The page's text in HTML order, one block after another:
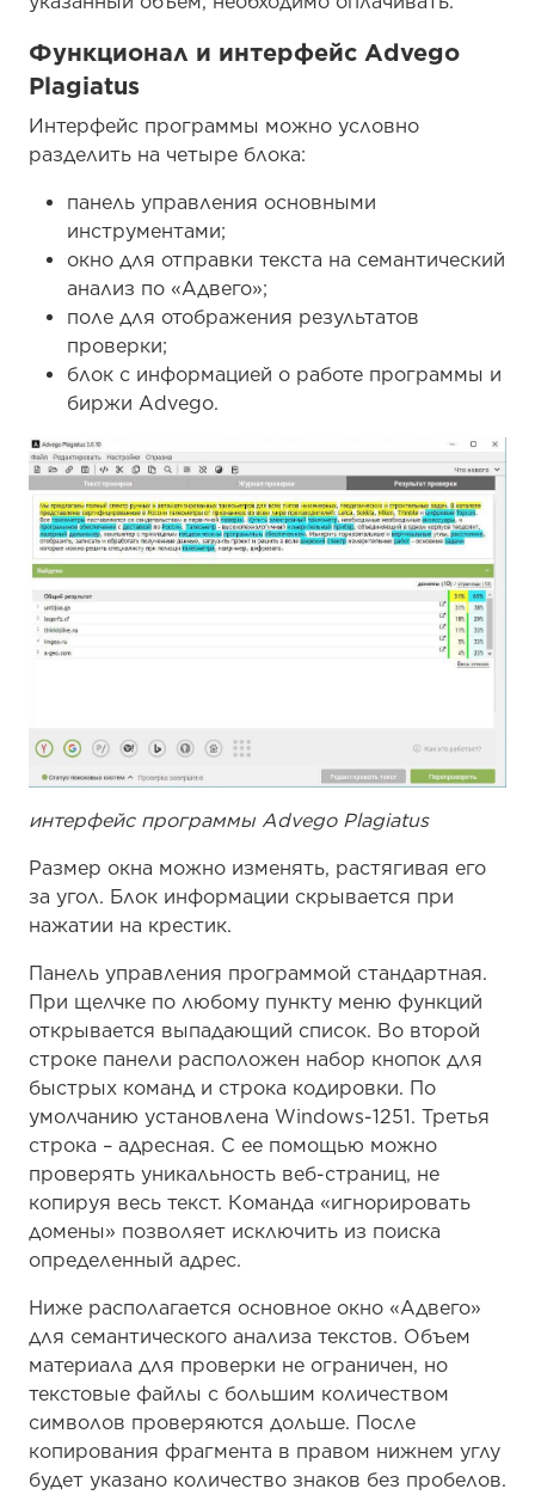
Функционал и интерфейс Advego
Plagiatus
Интерфейс программы можно условно
разделить на четыре блока:
панель управления основными
инструментами;
окно для отправки текста на семантический
анализ по «Адвего»;
поле для отображения результатов
проверки;
блок с информацией о работе программы и
биржи Advego.
интерфейс программы Advego Plagiatus
Размер окна можно изменять, растягивая его
за угол. Блок информации скрывается при
нажатии на крестик.
Панель управления программой стандартная.
При щелчке по любому пункту меню функций
открывается выпадающий список. Во второй
строке панели расположен набор кнопок для
быстрых команд и строка кодировки. По
умолчанию установлена Windows-1251. Третья
строка – адресная. С ее помощью можно
проверять уникальность веб-страниц, не
копируя весь текст. Команда «игнорировать
домены» позволяет исключить из поиска
определенный адрес.
Ниже располагается основное окно «Адвего»
для семантического анализа текстов. Объем
материала для проверки не ограничен, но
текстовые файлы с большим количеством
символов проверяются дольше. После
копирования фрагмента в правом нижнем углу
будет указано количество знаков без пробелов.